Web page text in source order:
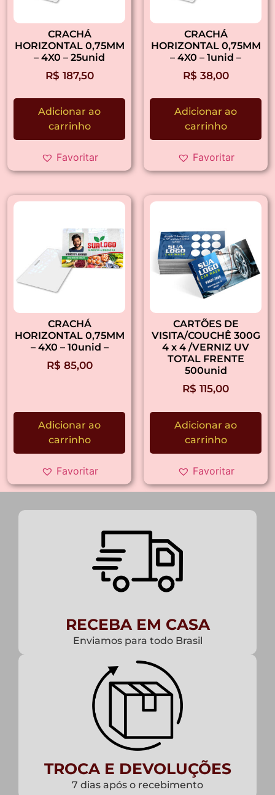
CRACHÁ
HORIZONTAL 0,75MM
– 4X0 – 25unid
R$ 187,50
Adicionar ao
carrinho
Favoritar
CRACHÁ
HORIZONTAL 0,75MM
– 4X0 – 1unid –
R$ 38,00
Adicionar ao
carrinho
Favoritar
CRACHÁ
HORIZONTAL 0,75MM
– 4X0 – 10unid –
R$ 85,00
Adicionar ao
carrinho
Favoritar
CARTÕES DE
VISITA/COUCHÊ 300G
4 x 4 /VERNIZ UV
TOTAL FRENTE
500unid
R$ 115,00
Adicionar ao
carrinho
Favoritar
RECEBA EM CASA
Enviamos para todo Brasil
TROCA E DEVOLUÇÕES
7 dias após o recebimento